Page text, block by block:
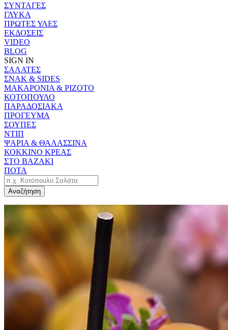
ΣΥΝΤΑΓΕΣ
ΓΛΥΚΑ
ΠΡΩΤΕΣ ΥΛΕΣ
ΕΚΔΟΣΕΙΣ
VIDEO
BLOG
SIGN IN
ΣΑΛΑΤΕΣ
ΣΝΑΚ & SIDES
ΜΑΚΑΡΟΝΙΑ & ΡΙΖΟΤΟ
ΚΟΤΟΠΟΥΛΟ
ΠΑΡΑΔΟΣΙΑΚΑ
ΠΡΟΓΕΥΜΑ
ΣΟΥΠΕΣ
ΝΤΙΠ
ΨΑΡΙΑ & ΘΑΛΑΣΣΙΝΑ
ΚΟΚΚΙΝΟ ΚΡΕΑΣ
ΣΤΟ ΒΑΖΑΚΙ
ΠΟΤΑ
Αναζήτηση